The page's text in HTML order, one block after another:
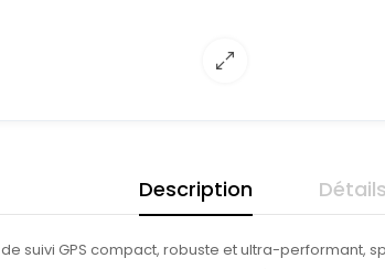
Description
suivi GPS compact, robuste et ultra-